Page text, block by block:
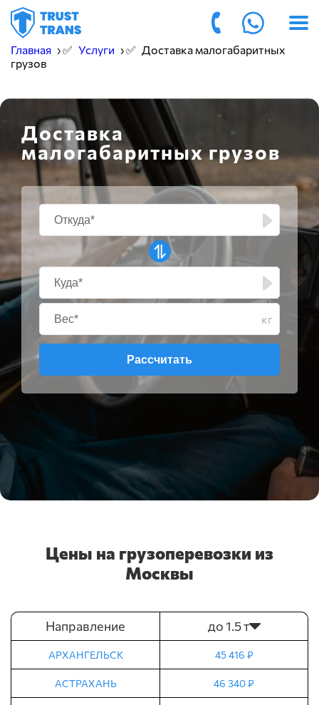
Главная › ✅ Услуги › ✅ Доставка малогабаритных
грузов
Доставка
малогабаритных грузов
кг
Рассчитать
Цены на грузоперевозки из
Москвы
Направление до 1.5 т
АРХАНГЕЛЬСК 45 416 ₽
АСТРАХАНЬ 46 340 ₽